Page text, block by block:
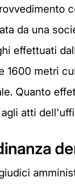
da una
effettuati
1600 metri
Quanto
atti